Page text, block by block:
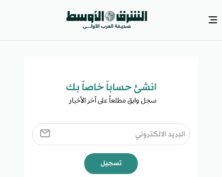
انشئ حساباً خاصاً بك​
سجل وابق مطلعاً على آخر الأخبار ​
تسجيل